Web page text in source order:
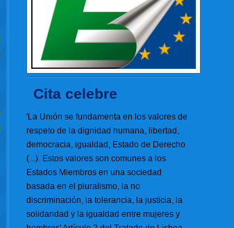
Cita celebre
'La Unión se fundamenta en los valores de
respeto de la dignidad humana, libertad,
democracia, igualdad, Estado de Derecho
(...). Estos valores son comunes a los
Estados Miembros en una sociedad
basada en el pluralismo, la no
discriminación, la tolerancia, la justicia, la
solidaridad y la igualdad entre mujeres y